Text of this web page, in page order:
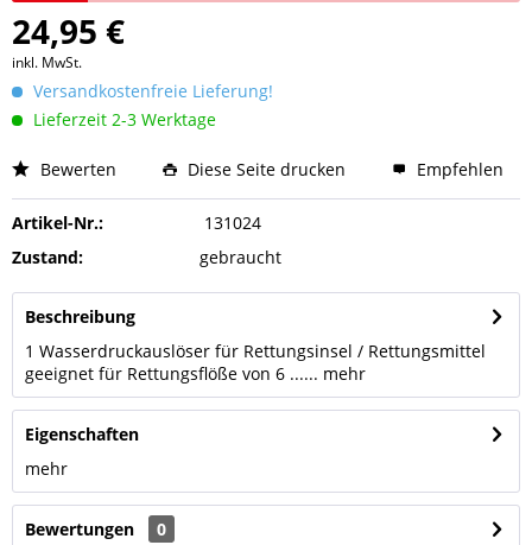
24,95 €
inkl. MwSt.
Versandkostenfreie Lieferung!
Lieferzeit 2-3 Werktage
Bewerten Diese Seite drucken Empfehlen
Artikel-Nr.:
131024
Zustand:
gebraucht
Beschreibung
1 Wasserdruckauslöser für Rettungsinsel / Rettungsmittel
geeignet für Rettungsflöße von 6 ...... mehr
Eigenschaften
mehr
Bewertungen
0